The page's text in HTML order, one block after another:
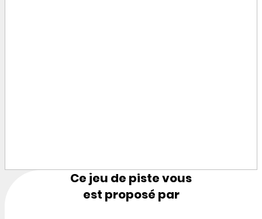
Ce jeu de piste vous
est proposé par